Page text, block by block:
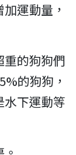
運動量，
的狗狗們
的狗狗，
水下運動等